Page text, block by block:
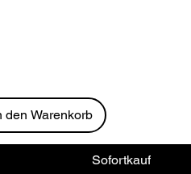
den Warenkorb
Sofortkauf